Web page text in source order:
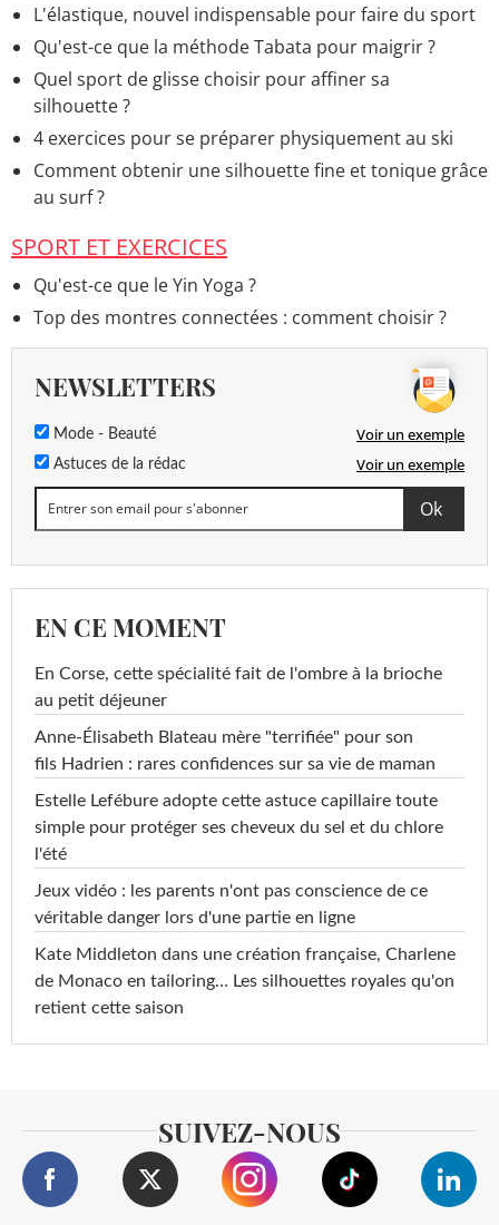
L'élastique, nouvel indispensable pour faire du sport
Qu'est-ce que la méthode Tabata pour maigrir ?
Quel sport de glisse choisir pour affiner sa
silhouette ?
4 exercices pour se préparer physiquement au ski
Comment obtenir une silhouette fine et tonique grâce
au surf ?
SPORT ET EXERCICES
Qu'est-ce que le Yin Yoga ?
Top des montres connectées : comment choisir ?
NEWSLETTERS
Mode - Beauté Voir un exemple
Astuces de la rédac Voir un exemple
EN CE MOMENT
En Corse, cette spécialité fait de l'ombre à la brioche
au petit déjeuner
Anne-Élisabeth Blateau mère "terrifiée" pour son
fils Hadrien : rares confidences sur sa vie de maman
Estelle Lefébure adopte cette astuce capillaire toute
simple pour protéger ses cheveux du sel et du chlore
l'été
Jeux vidéo : les parents n'ont pas conscience de ce
véritable danger lors d'une partie en ligne
Kate Middleton dans une création française, Charlene
de Monaco en tailoring… Les silhouettes royales qu'on
retient cette saison
SUIVEZ-NOUS